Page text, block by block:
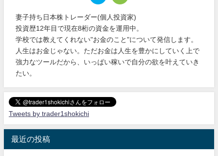
妻子持ち日本株トレーダー(個人投資家)
投資歴12年目で現在8桁の資金を運用中。
学校では教えてくれない"お金のこと"について発信します。
人生はお金じゃない。ただお金は人生を豊かにしていく上で
強力なツールだから、いっぱい稼いで自分の欲を叶えていき
たい。
Tweets by trader1shokichi
最近の投稿